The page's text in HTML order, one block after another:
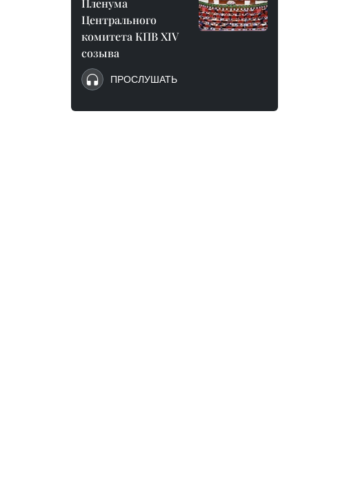
Пленума
Центрального
комитета КПВ XIV
созыва
ПРОСЛУШАТЬ